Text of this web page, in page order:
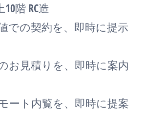
階 RC造
での契約を、即時に提示
お見積りを、即時に案内
ート内覧を、即時に提案